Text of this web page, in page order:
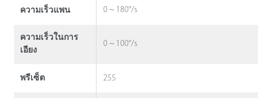
ความเร็วแพน 0 ~ 180°/s
ความเร็วในการ
เอียง
0 ~ 100°/s
พรีเซ็ต 255